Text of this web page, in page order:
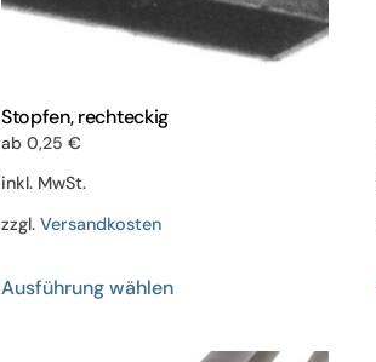
Stopfen, rechteckig
ab 0,25 €
inkl. MwSt.
zzgl. Versandkosten
Ausführung wählenProdukt
mehrere